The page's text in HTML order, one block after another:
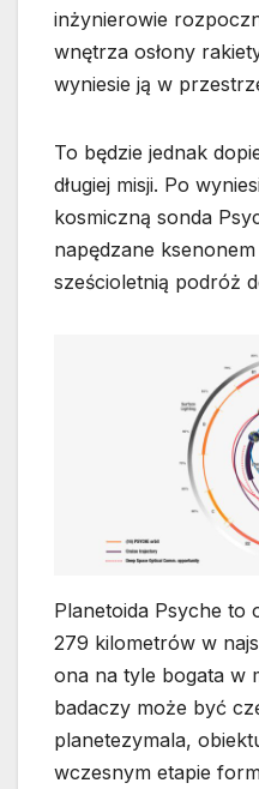
inżynierowie
wnętrza osłony
wyniesie ją w
To będzie jednak
długiej misji. Po
kosmiczną sonda
napędzane
sześcioletnią podróż
Planetoida Psyche to
279 kilometrów w
ona na tyle bogata w
badaczy może być
planetezymala,
wczesnym etapie